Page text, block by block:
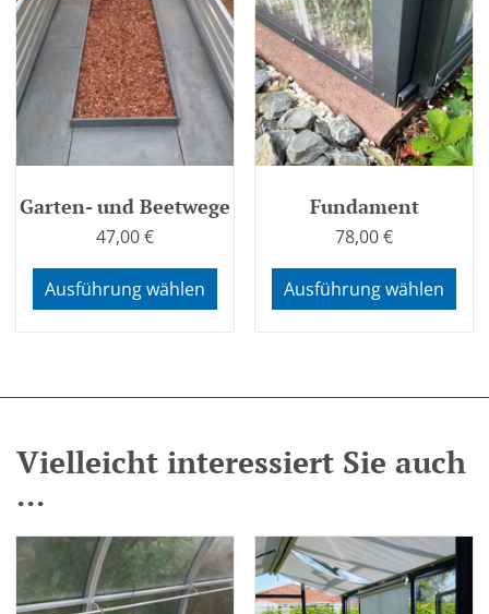
Garten- und Beetwege
47,00€
Ausführung wählen
Fundament
78,00€
Ausführung wählen
Vielleicht interessiert Sie auch
...